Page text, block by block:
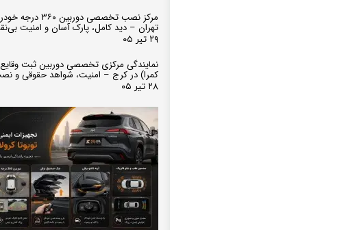
مرکز نصب تخصصی
تهران – دید کامل، پارک آسان و امنیت
۲۹ تیر ۰۵
نمایندگی مرکزی تخصصی دوربین ثبت
کمرا) در کرج – امنیت، شواهد حقوقی و
۲۸ تیر ۰۵